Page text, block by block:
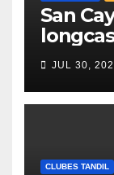
San
JUL 30,
CLUBES TANDIL